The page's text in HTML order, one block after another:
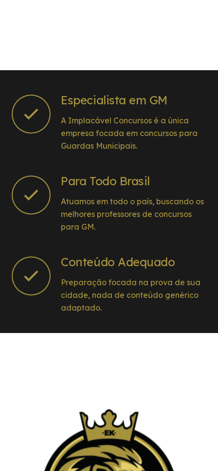
Especialista em GM
A Implacável Concursos é a única
empresa focada em concursos para
Guardas Municipais.
Para Todo Brasil
Atuamos em todo o país, buscando os
melhores professores de concursos
para GM.
Conteúdo Adequado
Preparação focada na prova de sua
cidade, nada de conteúdo genérico
adaptado.